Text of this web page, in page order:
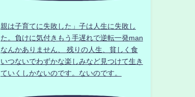
親は子育てに失敗した」子は人生に失敗し
た。負けに気付きもう手遅れで逆転一発man
なんかありません、 残りの人生、貧しく食
いつないでわずかな楽しみなど見つけて生き
ていくしかないのです。ないのです。